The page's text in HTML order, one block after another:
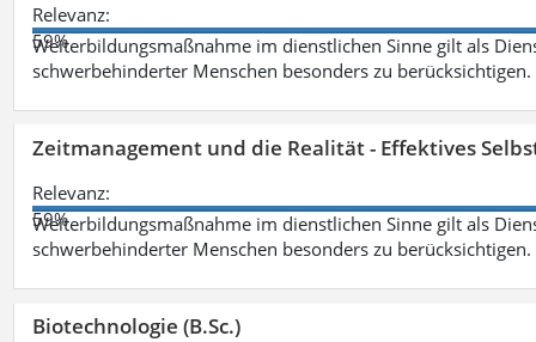
Relevanz:
59%
Weiterbildungsmaßnahme im dienstlichen Sinne gilt als
schwerbehinderter Menschen besonders zu berücksichtigen.
Zeitmanagement und die Realität - Effektives
Relevanz:
59%
Weiterbildungsmaßnahme im dienstlichen Sinne gilt als
schwerbehinderter Menschen besonders zu berücksichtigen.
Biotechnologie (B.Sc.)